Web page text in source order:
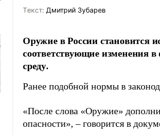
Tекст: Дмитрий Зубарев
Оружие в России становится
соответствующие изменения
среду.
Ранее подобной нормы в
«После слова «Оружие»
опасности», – говорится в